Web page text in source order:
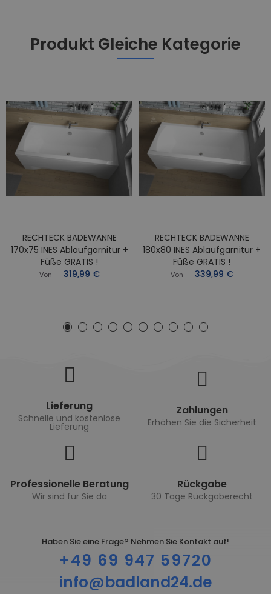
Produkt Gleiche Kategorie
RECHTECK BADEWANNE
170x75 INES Ablaufgarnitur +
Füße GRATIS !
Von 319,99 €
RECHTECK BADEWANNE
180x80 INES Ablaufgarnitur +
Füße GRATIS !
Von 339,99 €
Lieferung
Schnelle und kostenlose
Lieferung
Zahlungen
Erhöhen Sie die Sicherheit
Professionelle Beratung
Wir sind für Sie da
Rückgabe
30 Tage Rückgaberecht
Haben Sie eine Frage? Nehmen Sie Kontakt auf!
+49 69 947 59720
info@badland24.de